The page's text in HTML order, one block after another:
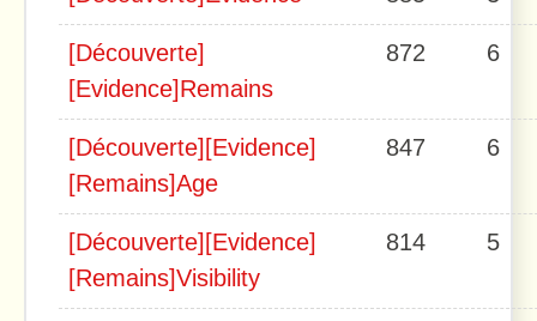
[Découverte]
[Evidence]Remains
872 6
[Découverte][Evidence]
[Remains]Age
847 6
[Découverte][Evidence]
[Remains]Visibility
814 5